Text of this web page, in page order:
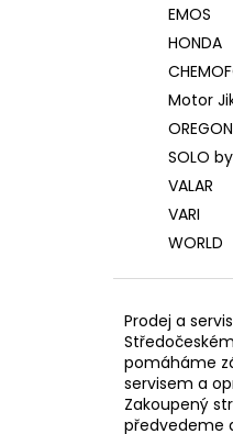
EMOS
HONDA
Motor
OREGON
SOLO
VALAR
VARI
WORLD
Prodej a
pomáháme
servisem a
Zakoupený
předvedeme